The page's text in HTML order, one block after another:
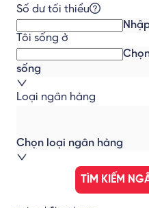
Số dư tối thiểu
Tôi sống ở
sống
Loại ngân hàng
Chọn loại ngân hàng
TÌM KIẾM